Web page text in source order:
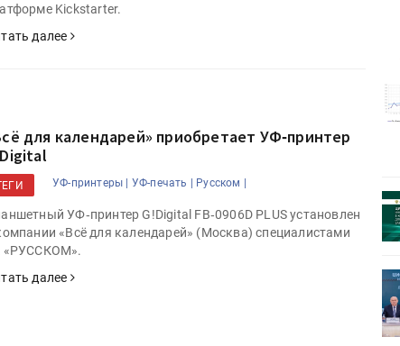
Kickstarter.
далее
для календарей» приобретает УФ‑принтер
УФ-принтеры | УФ-печать | Русском |
УФ‑принтер G!Digital FB‑0906D PLUS установлен
«Всё для календарей» (Москва) специалистами
«РУССКОМ».
далее
производства в стране за первое
полугодие 2026 года
28 июля